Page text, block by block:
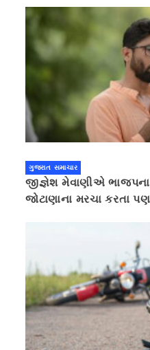
ગુજરાત સમાચાર
જીજ્ઞેશ મેવાણીએ
જોટાણાના મરચા કરતા